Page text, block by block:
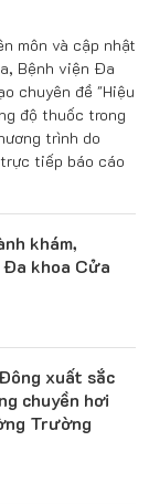
môn và cập nhật
Bệnh viện Đa
chuyên đề "Hiệu
độ thuốc trong
trình do
tiếp báo cáo
khám,
khoa Cửa
xuất sắc
chuyền hơi
Trường